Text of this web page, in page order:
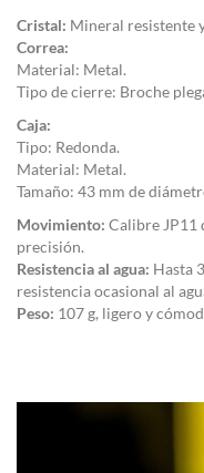
Cristal: Mineral resistente
Correa:
Material: Metal.
Tipo de cierre: Broche
Caja:
Tipo: Redonda.
Material: Metal.
Tamaño: 43 mm de
Movimiento: Calibre JP11
precisión.
Resistencia al agua: Hasta
resistencia ocasional al
Peso: 107 g, ligero y